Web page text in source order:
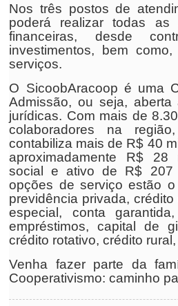
Nos três postos de
poderá realizar todas as
financeiras, desde
investimentos, bem
serviços.
O SicoobAracoop é uma
Admissão, ou seja,
jurídicas. Com mais de
colaboradores na
contabiliza mais de R$ 40
aproximadamente R$ 28
social e ativo de R$ 207
opções de serviço estão
previdência privada,
especial, conta
empréstimos, capital de
crédito rotativo, crédito
Venha fazer parte da
Cooperativismo: caminho